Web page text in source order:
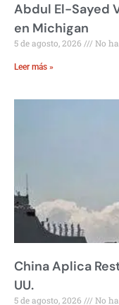
Abdul El-Sayed
en Michigan
5 de agosto, 2026 No
Leer más »
China Aplica
UU.
5 de agosto, 2026 No